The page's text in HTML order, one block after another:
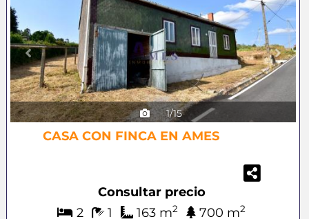
1/15
CASA CON FINCA EN AMES
Consultar precio
2
1 163 m2 700 m2